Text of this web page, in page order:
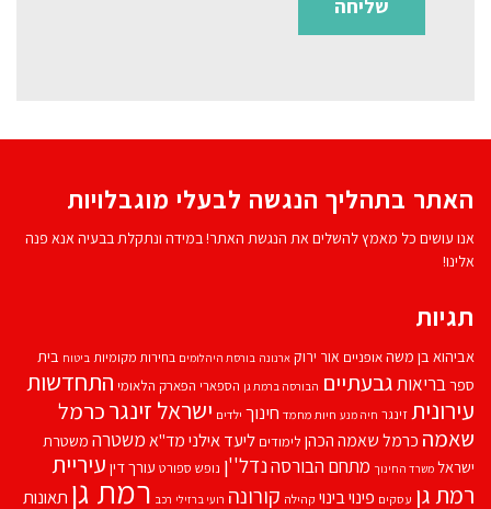
האתר בתהליך הנגשה לבעלי מוגבלויות
אנו עושים כל מאמץ להשלים את הנגשת האתר! במידה ונתקלת בבעיה אנא פנה
אלינו!
תגיות
אביהוא בן משהאופניים אור ירוק ארנונה בורסת היהלומים בחירות מקומיות ביטוח בית
ספרבריאותגבעתיים הבורסה ברמת גן הספארי הפארק הלאומי התחדשות
עירוניתזינגר חיה מנע חיות מחמד חינוך ילדים ישראל זינגרכרמל
שאמה כרמל שאמה הכהן לימודים ליעד אילנימד''אמשטרה משטרת
ישראל משרד החינוך מתחם הבורסהנדל''ן נופש ספורט עורך דין עיריית
רמת גן עסקים פינוי בינוי קהילה קורונה רועי ברזילי רכב רמת גן תאונות